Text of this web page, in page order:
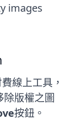
images
線上工具，
除版權之圖
按鈕。